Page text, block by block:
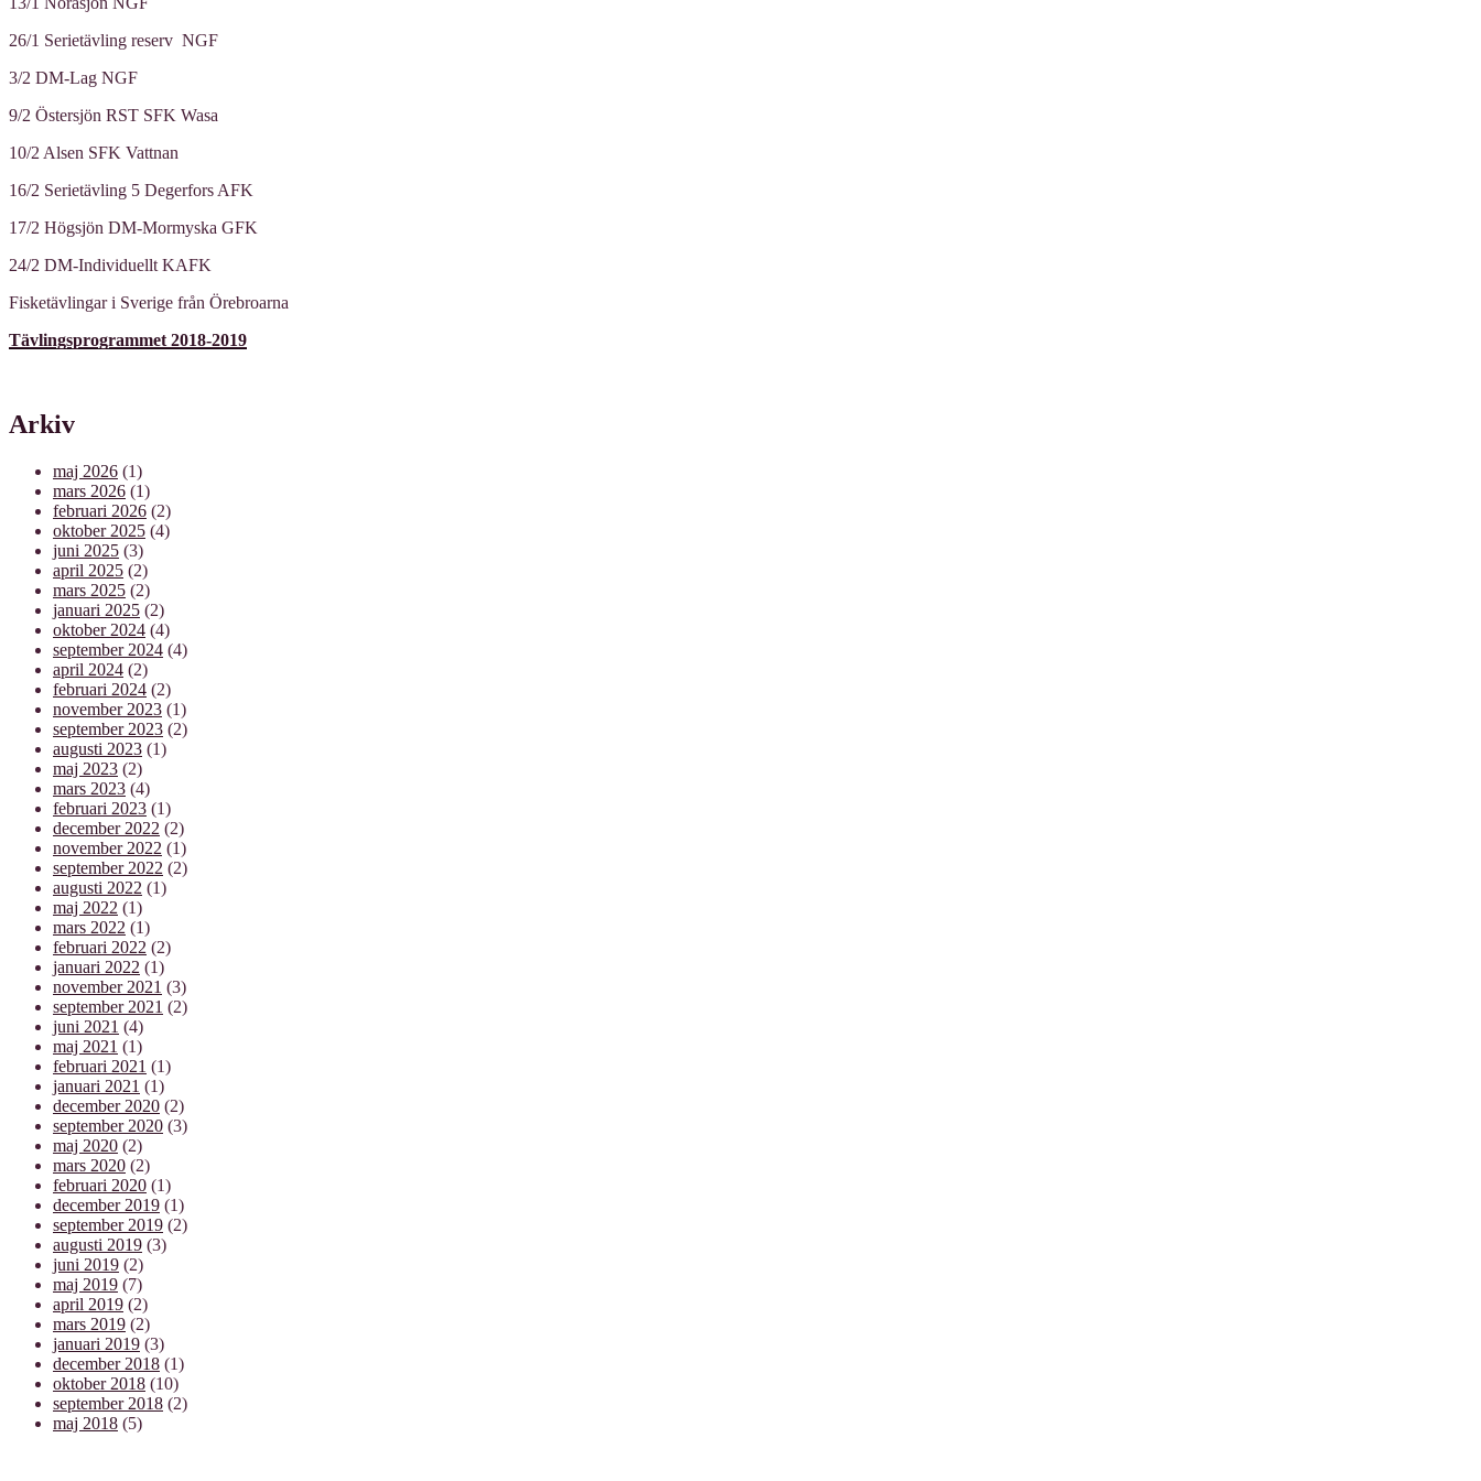
26/1 Serietävling reserv NGF
3/2 DM-Lag NGF
9/2 Östersjön RST SFK Wasa
10/2 Alsen SFK Vattnan
16/2 Serietävling 5 Degerfors AFK
17/2 Högsjön DM-Mormyska GFK
24/2 DM-Individuellt KAFK
Fisketävlingar i Sverige från Örebroarna
Tävlingsprogrammet 2018-2019
Arkiv
maj 2026 (1)
mars 2026 (1)
februari 2026 (2)
oktober 2025 (4)
juni 2025 (3)
april 2025 (2)
mars 2025 (2)
januari 2025 (2)
oktober 2024 (4)
september 2024 (4)
april 2024 (2)
februari 2024 (2)
november 2023 (1)
september 2023 (2)
augusti 2023 (1)
maj 2023 (2)
mars 2023 (4)
februari 2023 (1)
december 2022 (2)
november 2022 (1)
september 2022 (2)
augusti 2022 (1)
maj 2022 (1)
mars 2022 (1)
februari 2022 (2)
januari 2022 (1)
november 2021 (3)
september 2021 (2)
juni 2021 (4)
maj 2021 (1)
februari 2021 (1)
januari 2021 (1)
december 2020 (2)
september 2020 (3)
maj 2020 (2)
mars 2020 (2)
februari 2020 (1)
december 2019 (1)
september 2019 (2)
augusti 2019 (3)
juni 2019 (2)
maj 2019 (7)
april 2019 (2)
mars 2019 (2)
januari 2019 (3)
december 2018 (1)
oktober 2018 (10)
september 2018 (2)
maj 2018 (5)